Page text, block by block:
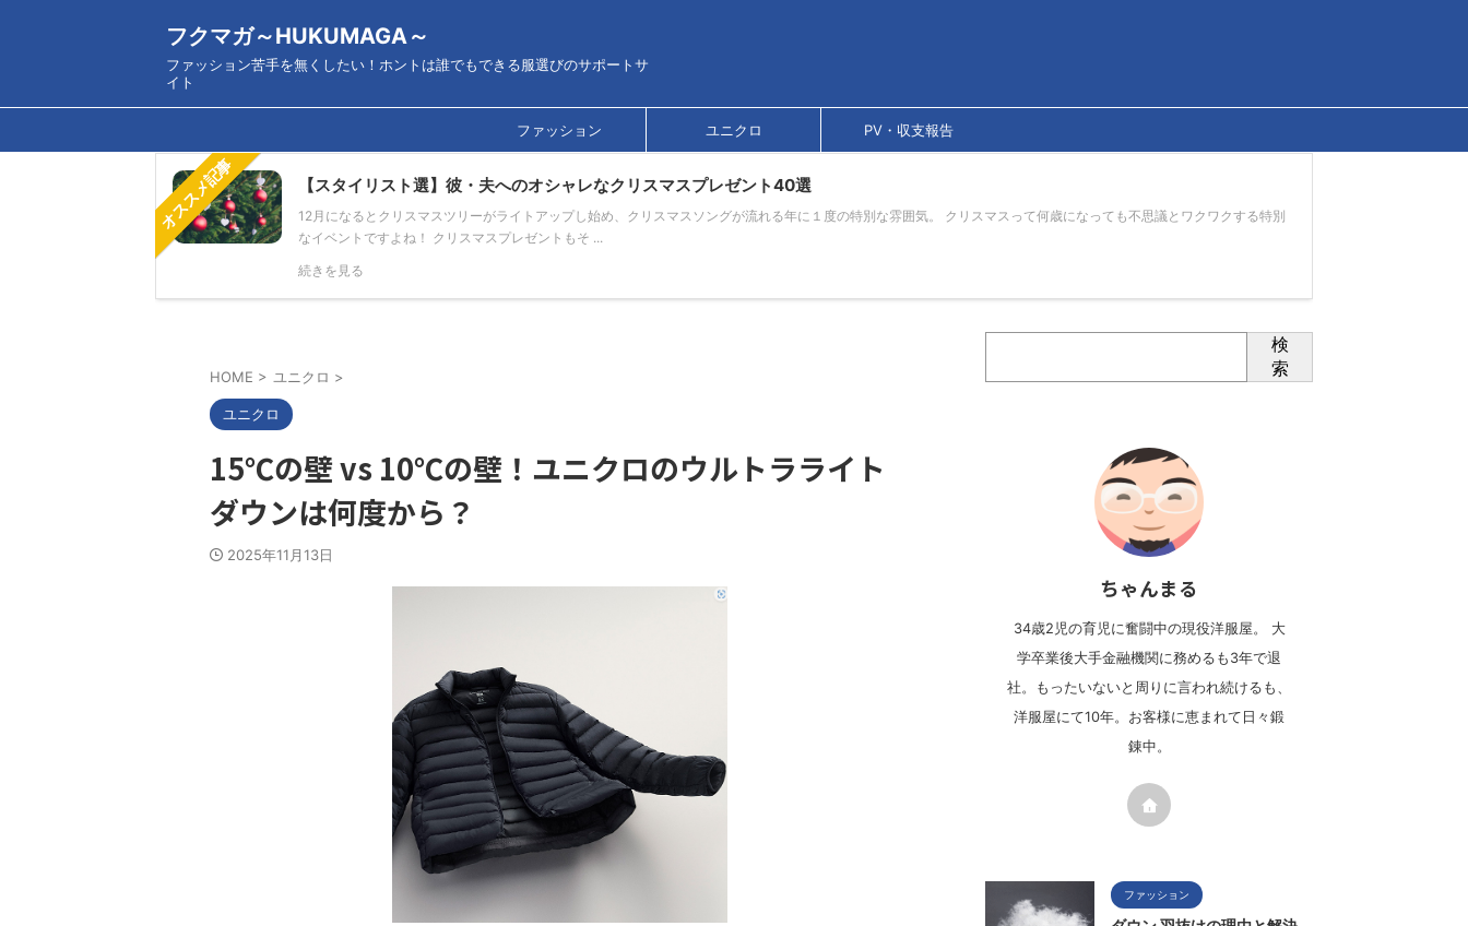
フクマガ～HUKUMAGA～
ファッション苦手を無くしたい！ホントは誰でもできる服選びのサポートサ
イト
ファッション ユニクロ PV・収支報告
オススメ記事 【スタイリスト選】彼・夫へのオシャレなクリスマスプレゼント40選
12月になるとクリスマスツリーがライトアップし始め、クリスマスソングが流れる年に１度の特別な雰囲気。 クリスマスって何歳になっても不思議とワクワクする特別
なイベントですよね！ クリスマスプレゼントもそ ...
続きを見る
HOME > ユニクロ >
ユニクロ
15℃の壁 vs 10℃の壁！ユニクロのウルトラライト
ダウンは何度から？
2025年11月13日
検
索
ちゃんまる
34歳2児の育児に奮闘中の現役洋服屋。 大
学卒業後大手金融機関に務めるも3年で退
社。もったいないと周りに言われ続けるも、
洋服屋にて10年。お客様に恵まれて日々鍛
錬中。
ファッション